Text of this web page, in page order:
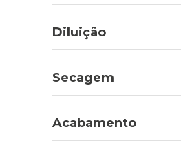
Diluição
Secagem
Acabamento